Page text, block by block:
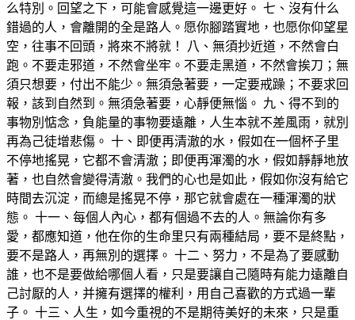
么特別。回望之下，可能會感覺這一邊更好。 七、沒有什么
錯過的人，會離開的全是路人。愿你腳踏實地，也愿你仰望星
空，往事不回頭，將來不將就！ 八、無須抄近道，不然會白
跑。不要走邪道，不然會坐牢。不要走黑道，不然會挨刀；無
須只想要，付出不能少。無須急著要，一定要戒躁；不要求回
報，該到自然到。無須急著要，心靜便無惱。 九、得不到的
事物別惦念，負能量的事物要遠離，人生本就不差風雨，就別
再為己徒增悲傷。 十、即便再清澈的水，假如在一個杯子里
不停地搖晃，它都不會清澈；即便再渾濁的水，假如靜靜地放
著，也自然會變得清澈。我們的心也是如此，假如你沒有給它
時間去沉淀，而總是搖晃不停，那它就會處在一種渾濁的狀
態。 十一、每個人內心，都有個過不去的人。無論你有多
愛，都應知道，他在你的生命里只有兩種結局，要不是終點，
要不是路人，再無別的選擇。 十二、努力，不是為了要感動
誰，也不是要做給哪個人看，只是要讓自己隨時有能力遠離自
己討厭的人，并擁有選擇的權利，用自己喜歡的方式過一輩
子。 十三、人生，如今重視的不是期待美好的未來，只是重